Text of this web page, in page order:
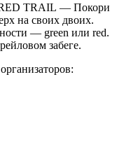
TRAIL — Покори
на своих двоих.
— green или red.
забеге.